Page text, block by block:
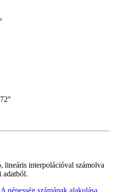
lineáris interpolációval számolva
adatból.
A népesség számának alakulása,